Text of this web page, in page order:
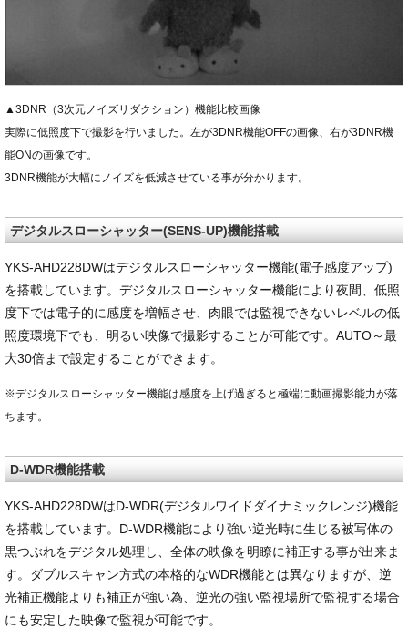
▲3DNR（3次元ノイズリダクション）機能比較画像
実際に低照度下で撮影を行いました。左が3DNR機能OFFの画像、右が3DNR機
能ONの画像です。
3DNR機能が大幅にノイズを低減させている事が分かります。
デジタルスローシャッター(SENS-UP)機能搭載
YKS-AHD228DWはデジタルスローシャッター機能(電子感度アップ)
を搭載しています。デジタルスローシャッター機能により夜間、低照
度下では電子的に感度を増幅させ、肉眼では監視できないレベルの低
照度環境下でも、明るい映像で撮影することが可能です。AUTO～最
大30倍まで設定することができます。
※デジタルスローシャッター機能は感度を上げ過ぎると極端に動画撮影能力が落
ちます。
D-WDR機能搭載
YKS-AHD228DWはD-WDR(デジタルワイドダイナミックレンジ)機能
を搭載しています。D-WDR機能により強い逆光時に生じる被写体の
黒つぶれをデジタル処理し、全体の映像を明瞭に補正する事が出来ま
す。ダブルスキャン方式の本格的なWDR機能とは異なりますが、逆
光補正機能よりも補正が強い為、逆光の強い監視場所で監視する場合
にも安定した映像で監視が可能です。